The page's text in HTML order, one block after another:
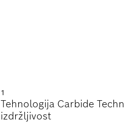
1
Tehnologija Carbide
izdržljivost